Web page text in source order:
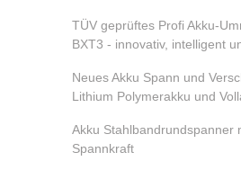
TÜV geprüftes Profi Akku-
BXT3 - innovativ, intelligent
Neues Akku Spann und
Lithium Polymerakku und
Akku Stahlbandrundspanner
Spannkraft